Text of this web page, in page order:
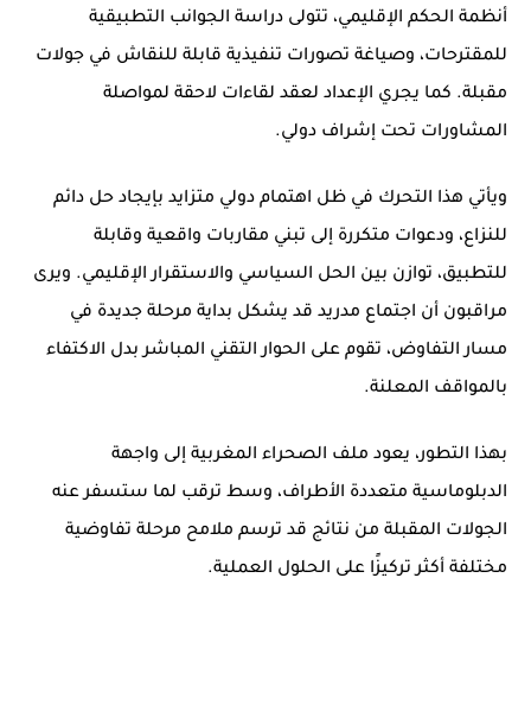
أنظمة الحكم الإقليمي، تتولى دراسة الجوانب التطبيقية
للمقترحات، وصياغة تصورات تنفيذية قابلة للنقاش في جولات
مقبلة. كما يجري الإعداد لعقد لقاءات لاحقة لمواصلة
المشاورات تحت إشراف دولي.
ويأتي هذا التحرك في ظل اهتمام دولي متزايد بإيجاد حل دائم
للنزاع، ودعوات متكررة إلى تبني مقاربات واقعية وقابلة
للتطبيق، توازن بين الحل السياسي والاستقرار الإقليمي. ويرى
مراقبون أن اجتماع مدريد قد يشكل بداية مرحلة جديدة في
مسار التفاوض، تقوم على الحوار التقني المباشر بدل الاكتفاء
بالمواقف المعلنة.
بهذا التطور، يعود ملف الصحراء المغربية إلى واجهة
الدبلوماسية متعددة الأطراف، وسط ترقب لما ستسفر عنه
الجولات المقبلة من نتائج قد ترسم ملامح مرحلة تفاوضية
مختلفة أكثر تركيزًا على الحلول العملية.